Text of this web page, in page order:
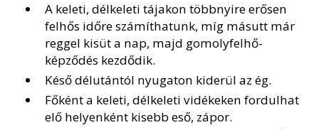
A keleti, délkeleti tájakon többnyire erősen
felhős időre számíthatunk, míg másutt már
reggel kisüt a nap, majd gomolyfelhő-
képződés kezdődik.
Késő délutántól nyugaton kiderül az ég.
Főként a keleti, délkeleti vidékeken fordulhat
elő helyenként kisebb eső, zápor.